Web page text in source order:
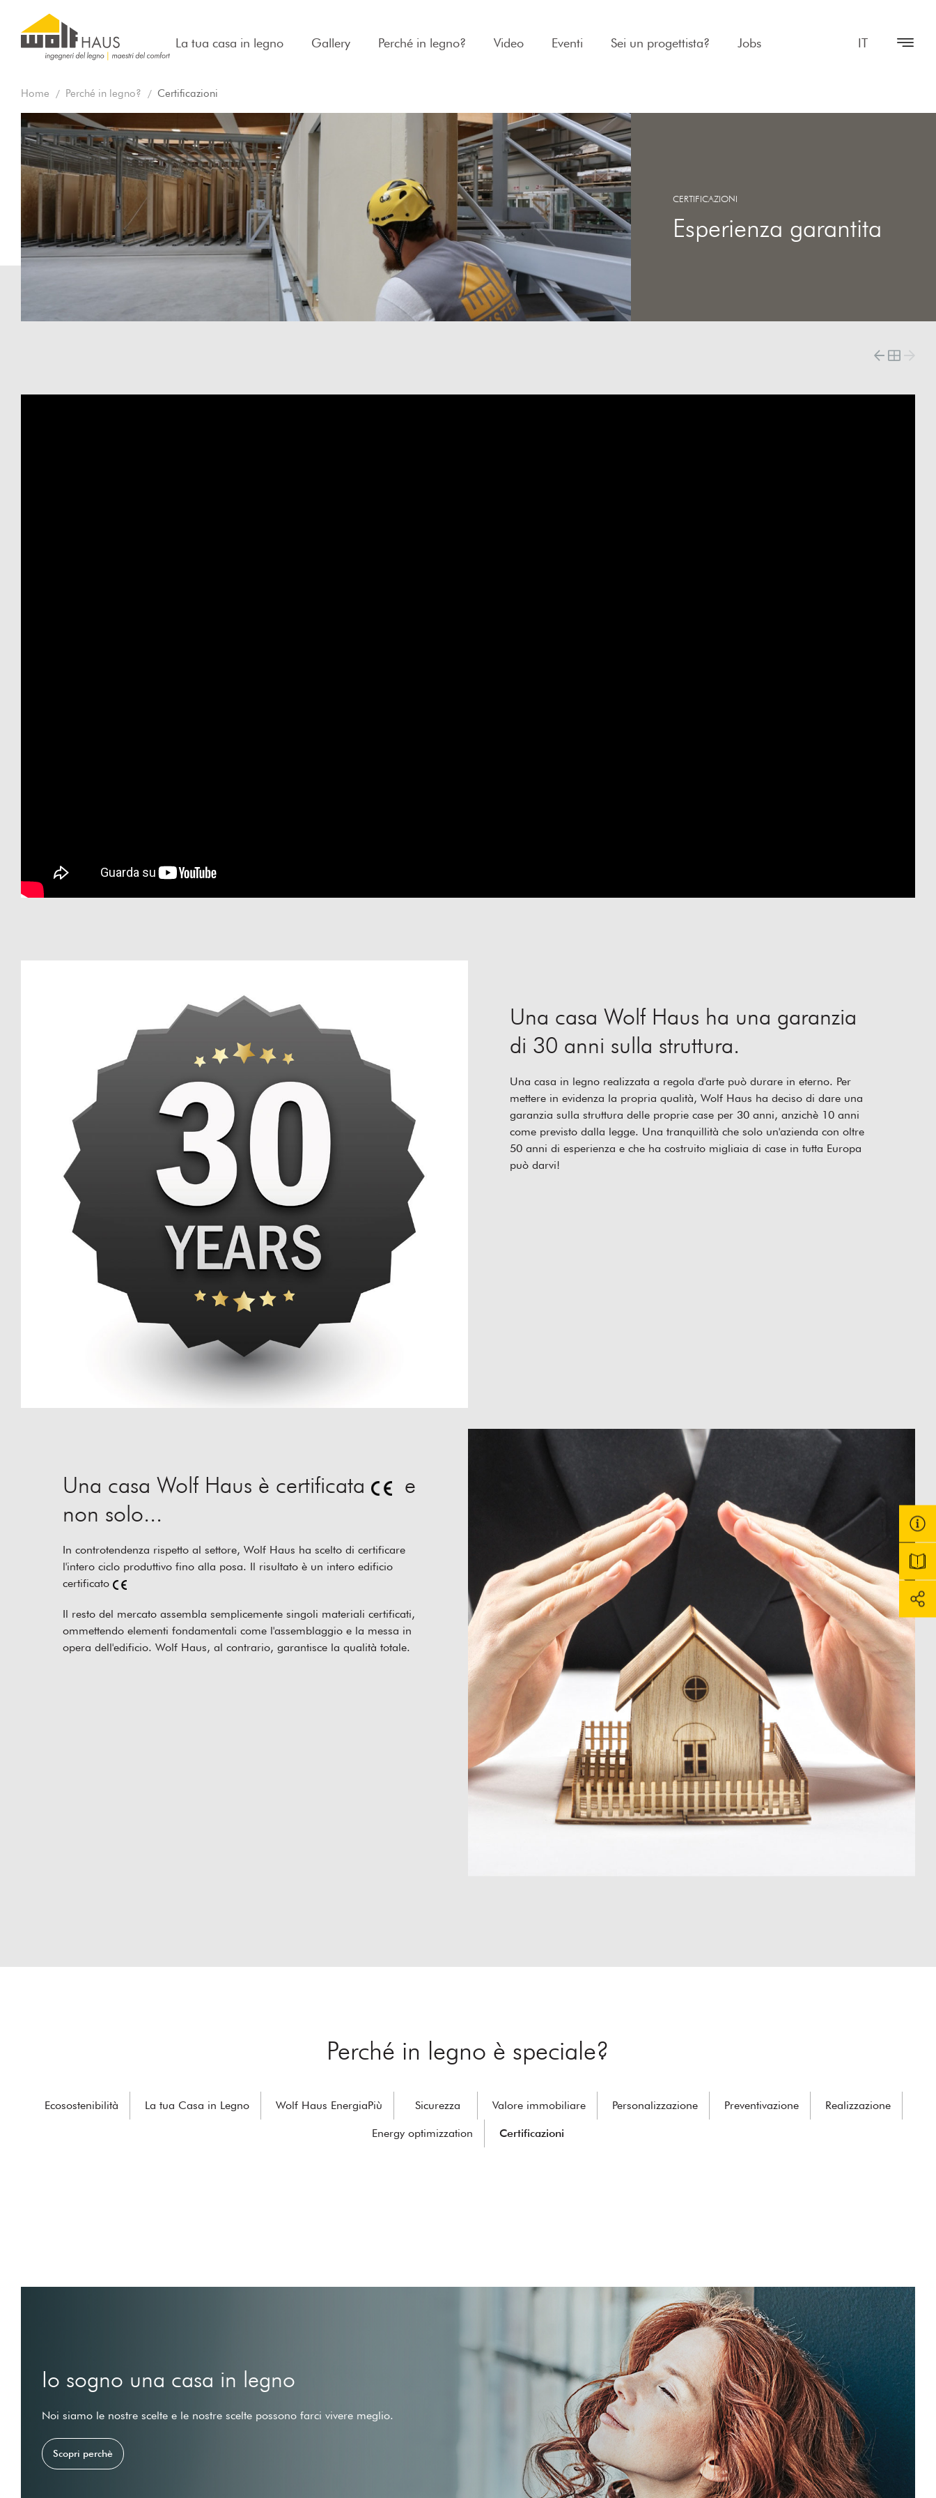
La tua casa in legno Gallery Perché in legno? Video Eventi Sei un progettista? Jobs IT
Home Perché in legno? Certificazioni
CERTIFICAZIONI
Esperienza garantita
Una casa Wolf Haus ha una garanzia
di 30 anni sulla struttura.
Una casa in legno realizzata a regola d'arte può durare in eterno. Per
mettere in evidenza la propria qualità, Wolf Haus ha deciso di dare una
garanzia sulla struttura delle proprie case per 30 anni, anzichè 10 anni
come previsto dalla legge. Una tranquillità che solo un'azienda con oltre
50 anni di esperienza e che ha costruito migliaia di case in tutta Europa
può darvi!
Una casa Wolf Haus è certificata
e
non solo...
In controtendenza rispetto al settore, Wolf Haus ha scelto di certificare
l'intero ciclo produttivo fino alla posa. Il risultato è un intero edificio
certificato
Il resto del mercato assembla semplicemente singoli materiali certificati,
ommettendo elementi fondamentali come l'assemblaggio e la messa in
opera dell'edificio. Wolf Haus, al contrario, garantisce la qualità totale.
Perché in legno è speciale?
Ecosostenibilità La tua Casa in Legno Wolf Haus EnergiaPiù Sicurezza Valore immobiliare Personalizzazione Preventivazione Realizzazione
Energy optimizzation Certificazioni
Io sogno una casa in legno
Noi siamo le nostre scelte e le nostre scelte possono farci vivere meglio.
Scopri perchè